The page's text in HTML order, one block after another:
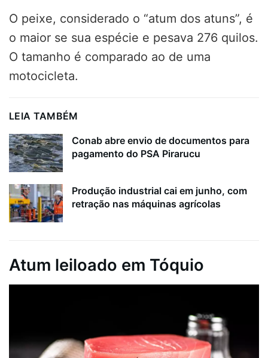
O peixe, considerado o “atum dos atuns”, é
o maior se sua espécie e pesava 276 quilos.
O tamanho é comparado ao de uma
motocicleta.
LEIA TAMBÉM
Conab abre envio de documentos para
pagamento do PSA Pirarucu
Produção industrial cai em junho, com
retração nas máquinas agrícolas
Atum leiloado em Tóquio